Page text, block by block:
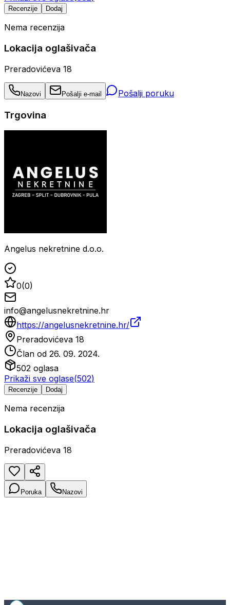
Recenzije Dodaj
Nema recenzija
Lokacija oglašivača
Preradovićeva 18
Nazovi Pošalji e-mail Pošalji poruku
Trgovina
Angelus nekretnine d.o.o.
0(0)
info@angelusnekretnine.hr
https://angelusnekretnine.hr/
Preradovićeva 18
Član od 26. 09. 2024.
502 oglasa
Prikaži sve oglase(502)
Recenzije Dodaj
Nema recenzija
Lokacija oglašivača
Preradovićeva 18
Poruka Nazovi